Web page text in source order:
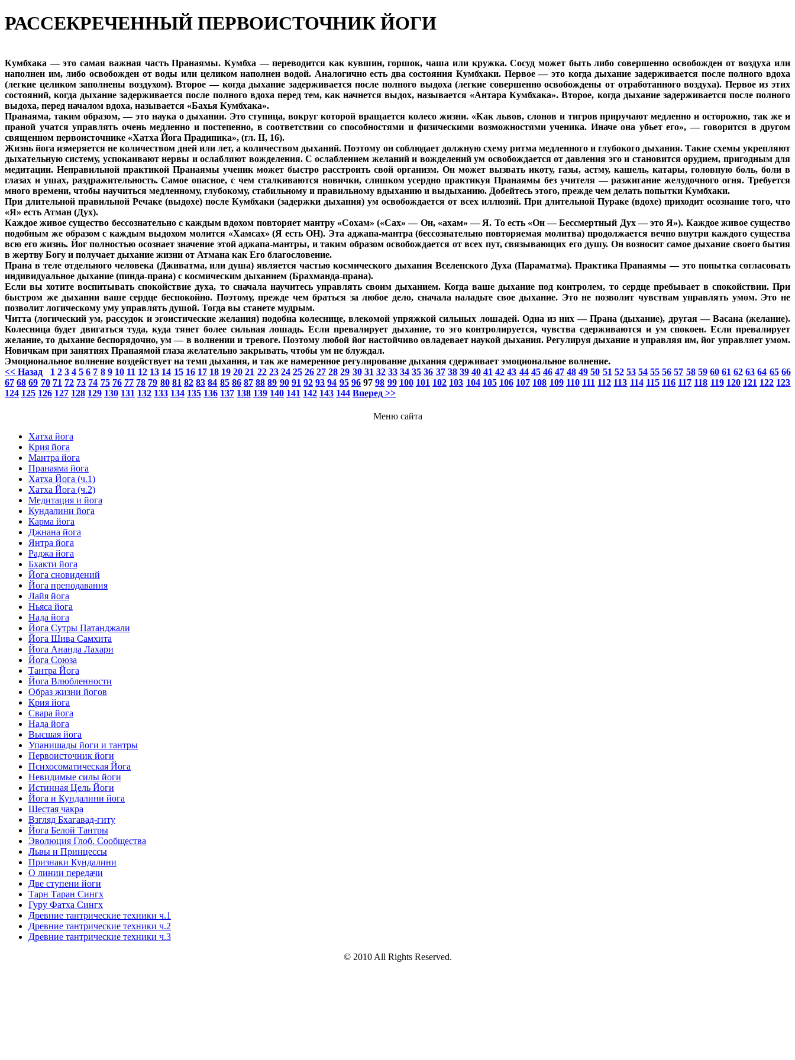
РАССЕКРЕЧЕННЫЙ ПЕРВОИСТОЧНИК ЙОГИ
Кумбхака — это самая важная часть Пранаямы. Кумбха — переводится как кувшин, горшок, чаша или кружка. Сосуд может быть либо совершенно освобожден от воздуха или
наполнен им, либо освобожден от воды или целиком наполнен водой. Аналогично есть два состояния Кумбхаки. Первое — это когда дыхание задерживается после полного вдоха
(легкие целиком заполнены воздухом). Второе — когда дыхание задерживается после полного выдоха (легкие совершенно освобождены от отработанного воздуха). Первое из этих
состояний, когда дыхание задерживается после полного вдоха перед тем, как начнется выдох, называется «Антара Кумбхака». Второе, когда дыхание задерживается после полного
выдоха, перед началом вдоха, называется «Бахья Кумбхака».
Пранаяма, таким образом, — это наука о дыхании. Это ступица, вокруг которой вращается колесо жизни. «Как львов, слонов и тигров приручают медленно и осторожно, так же и
праной учатся управлять очень медленно и постепенно, в соответствии со способностями и физическими возможностями ученика. Иначе она убьет его», — говорится в другом
священном первоисточнике «Хатха Йога Прадипика», (гл. II, 16).
Жизнь йога измеряется не количеством дней или лет, а количеством дыханий. Поэтому он соблюдает должную схему ритма медленного и глубокого дыхания. Такие схемы укрепляют
дыхательную систему, успокаивают нервы и ослабляют вожделения. С ослаблением желаний и вожделений ум освобождается от давления эго и становится орудием, пригодным для
медитации. Неправильной практикой Пранаямы ученик может быстро расстроить свой организм. Он может вызвать икоту, газы, астму, кашель, катары, головную боль, боли в
глазах и ушах, раздражительность. Самое опасное, с чем сталкиваются новички, слишком усердно практикуя Пранаямы без учителя — разжигание желудочного огня. Требуется
много времени, чтобы научиться медленному, глубокому, стабильному и правильному вдыханию и выдыханию. Добейтесь этого, прежде чем делать попытки Кумбхаки.
При длительной правильной Речаке (выдохе) после Кумбхаки (задержки дыхания) ум освобождается от всех иллюзий. При длительной Пураке (вдохе) приходит осознание того, что
«Я» есть Атман (Дух).
Каждое живое существо бессознательно с каждым вдохом повторяет мантру «Сохам» («Сах» — Он, «ахам» — Я. То есть «Он — Бессмертный Дух — это Я»). Каждое живое существо
подобным же образом с каждым выдохом молится «Хамсах» (Я есть ОН). Эта аджапа-мантра (бессознательно повторяемая молитва) продолжается вечно внутри каждого существа
всю его жизнь. Йог полностью осознает значение этой аджапа-мантры, и таким образом освобождается от всех пут, связывающих его душу. Он возносит самое дыхание своего бытия
в жертву Богу и получает дыхание жизни от Атмана как Его благословение.
Прана в теле отдельного человека (Дживатма, или душа) является частью космического дыхания Вселенского Духа (Параматма). Практика Пранаямы — это попытка согласовать
индивидуальное дыхание (пинда-прана) с космическим дыханием (Брахманда-прана).
Если вы хотите воспитывать спокойствие духа, то сначала научитесь управлять своим дыханием. Когда ваше дыхание под контролем, то сердце пребывает в спокойствии. При
быстром же дыхании ваше сердце беспокойно. Поэтому, прежде чем браться за любое дело, сначала наладьте свое дыхание. Это не позволит чувствам управлять умом. Это не
позволит логическому уму управлять душой. Тогда вы станете мудрым.
Читта (логический ум, рассудок и эгоистические желания) подобна колеснице, влекомой упряжкой сильных лошадей. Одна из них — Прана (дыхание), другая — Васана (желание).
Колесница будет двигаться туда, куда тянет более сильная лошадь. Если превалирует дыхание, то эго контролируется, чувства сдерживаются и ум спокоен. Если превалирует
желание, то дыхание беспорядочно, ум — в волнении и тревоге. Поэтому любой йог настойчиво овладевает наукой дыхания. Регулируя дыхание и управляя им, йог управляет умом.
Новичкам при занятиях Пранаямой глаза желательно закрывать, чтобы ум не блуждал.
Эмоциональное волнение воздействует на темп дыхания, и так же намеренное регулирование дыхания сдерживает эмоциональное волнение.
<< Назад
1 2 3 4 5 6 7 8 9 10 11 12 13 14 15 16 17 18 19 20 21 22 23 24 25 26 27 28 29 30 31 32 33 34 35 36 37 38 39 40 41 42 43 44 45 46 47 48 49 50 51 52 53 54 55 56 57 58 59 60 61 62 63 64 65 66
67 68 69 70 71 72 73 74 75 76 77 78 79 80 81 82 83 84 85 86 87 88 89 90 91 92 93 94 95 96 97 98 99 100 101 102 103 104 105 106 107 108 109 110 111 112 113 114 115 116 117 118 119 120 121 122 123
124 125 126 127 128 129 130 131 132 133 134 135 136 137 138 139 140 141 142 143 144 Вперед >>
Меню сайта
Хатха йога
Крия йога
Мантра йога
Пранаяма йога
Хатха Йога (ч.1)
Хатха Йога (ч.2)
Медитация и йога
Кундалини йога
Карма йога
Джнана йога
Янтра йога
Раджа йога
Бхакти йога
Йога сновидений
Йога преподавания
Лайя йога
Ньяса йога
Нада йога
Йога Сутры Патанджали
Йога Шива Самхита
Йога Ананда Лахари
Йога Союза
Тантра Йога
Йога Влюбленности
Образ жизни йогов
Крия йога
Свара йога
Нада йога
Высшая йога
Упанишады йоги и тантры
Первоисточник йоги
Психосоматическая Йога
Невидимые силы йоги
Истинная Цель Йоги
Йога и Кундалини йога
Шестая чакра
Взгляд Бхагавад-гиту
Йога Белой Тантры
Эволюция Глоб. Сообщества
Львы и Принцессы
Признаки Кундалини
О линии передачи
Две ступени йоги
Тарн Таран Сингх
Гуру Фатха Сингх
Древние тантрические техники ч.1
Древние тантрические техники ч.2
Древние тантрические техники ч.3
© 2010 All Rights Reserved.